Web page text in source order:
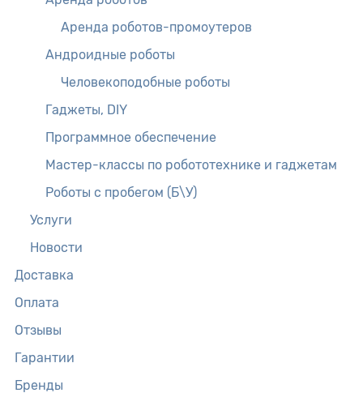
Аренда роботов-промоутеров
Андроидные роботы
Человекоподобные роботы
Гаджеты, DIY
Программное обеспечение
Мастер-классы по робототехнике и гаджетам
Роботы с пробегом (Б\У)
Услуги
Новости
Доставка
Оплата
Отзывы
Гарантии
Бренды